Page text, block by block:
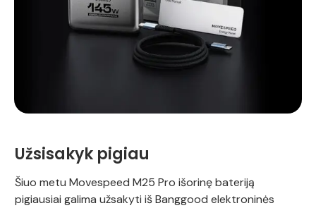
Užsisakyk pigiau
Šiuo metu Movespeed M25 Pro išorinę bateriją
pigiausiai galima užsakyti iš Banggood elektroninės